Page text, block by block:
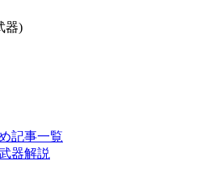
器)
記事一覧
器解説